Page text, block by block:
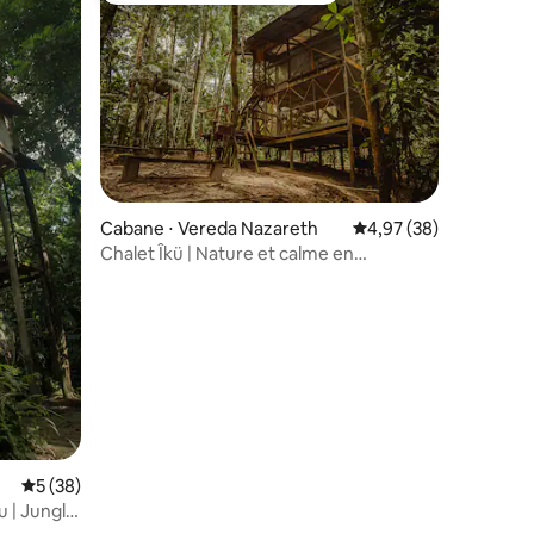
Évaluation moyenne sur la base de 38 commentaires : 5 sur 5
5 (38)
| Jungle
Cabane ⋅ Vereda Nazareth Évaluation moyenne
4,97 (38)
Chalet Îkü | Nature et calme en